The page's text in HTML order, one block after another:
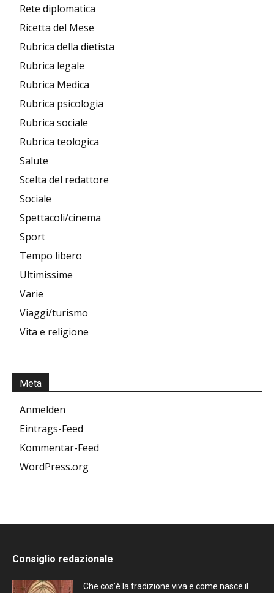
Rete diplomatica
Ricetta del Mese
Rubrica della dietista
Rubrica legale
Rubrica Medica
Rubrica psicologia
Rubrica sociale
Rubrica teologica
Salute
Scelta del redattore
Sociale
Spettacoli/cinema
Sport
Tempo libero
Ultimissime
Varie
Viaggi/turismo
Vita e religione
Meta
Anmelden
Eintrags-Feed
Kommentar-Feed
WordPress.org
Consiglio redazionale
Che cos’è la tradizione viva e come nasce il